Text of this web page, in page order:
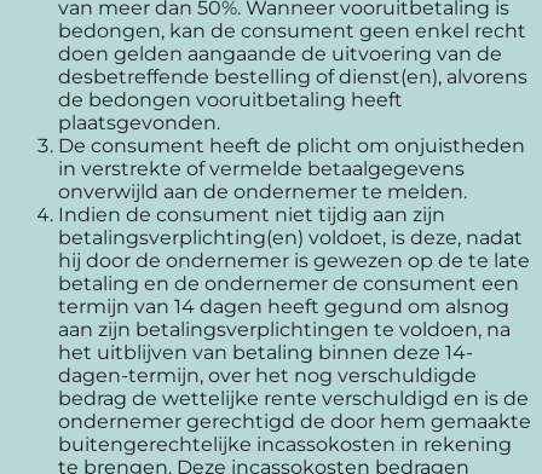
van meer dan 50%. Wanneer vooruitbetaling is
bedongen, kan de consument geen enkel recht
doen gelden aangaande de uitvoering van de
desbetreffende bestelling of dienst(en), alvorens
de bedongen vooruitbetaling heeft
plaatsgevonden.
De consument heeft de plicht om onjuistheden
in verstrekte of vermelde betaalgegevens
onverwijld aan de ondernemer te melden.
Indien de consument niet tijdig aan zijn
betalingsverplichting(en) voldoet, is deze, nadat
hij door de ondernemer is gewezen op de te late
betaling en de ondernemer de consument een
termijn van 14 dagen heeft gegund om alsnog
aan zijn betalingsverplichtingen te voldoen, na
het uitblijven van betaling binnen deze 14-
dagen-termijn, over het nog verschuldigde
bedrag de wettelijke rente verschuldigd en is de
ondernemer gerechtigd de door hem gemaakte
buitengerechtelijke incassokosten in rekening
te brengen. Deze incassokosten bedragen